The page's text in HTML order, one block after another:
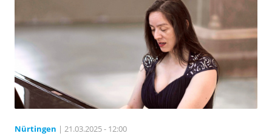
Nürtingen | 21.03.2025 - 12:00